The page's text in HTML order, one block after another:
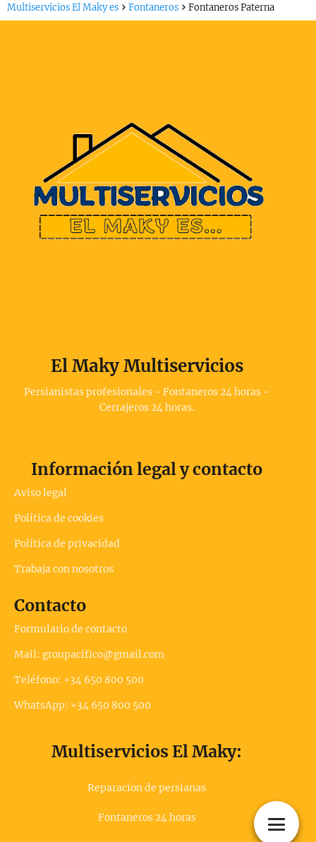
Multiservicios El Maky es Fontaneros Fontaneros Paterna
El Maky Multiservicios
Persianistas profesionales - Fontaneros 24 horas -
Cerrajeros 24 horas.
Información legal y contacto
Aviso legal
Política de cookies
Política de privacidad
Trabaja con nosotros
Contacto
Formulario de contacto
Mail: groupacifico@gmail.com
Teléfono: +34 650 800 500
WhatsApp: +34 650 800 500
Multiservicios El Maky:
Reparacion de persianas
Fontaneros 24 horas